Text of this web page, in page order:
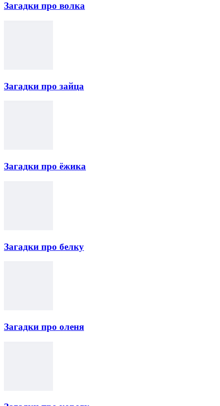
Загадки про волка
Загадки про зайца
Загадки про ёжика
Загадки про белку
Загадки про оленя